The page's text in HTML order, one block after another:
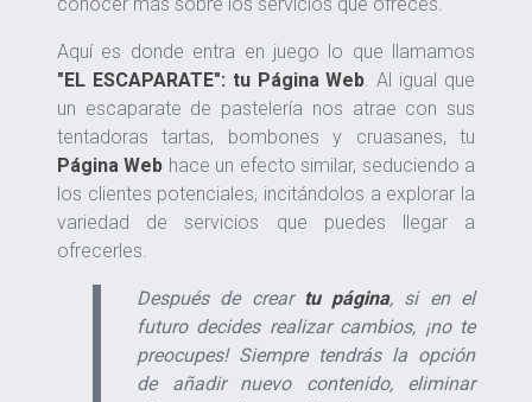
Aquí es donde entra en juego lo que llamamos
"EL ESCAPARATE": tu Página Web. Al igual que
un escaparate de pastelería nos atrae con sus
tentadoras tartas, bombones y cruasanes, tu
Página Web hace un efecto similar, seduciendo a
los clientes potenciales, incitándolos a explorar la
variedad de servicios que puedes llegar a
ofrecerles.
Después de crear tu página, si en el
futuro decides realizar cambios, ¡no te
preocupes! Siempre tendrás la opción
de añadir nuevo contenido, eliminar